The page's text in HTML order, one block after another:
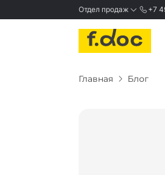
Отдел продаж
MAX
+7
Главная Блог